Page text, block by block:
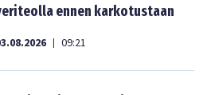
ennen karkotustaan
| 09:21